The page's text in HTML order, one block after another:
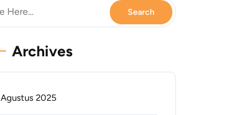
Archives
Agustus 2025